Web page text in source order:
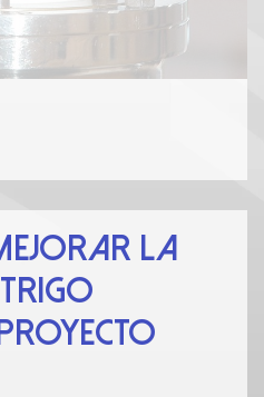
la
trigo